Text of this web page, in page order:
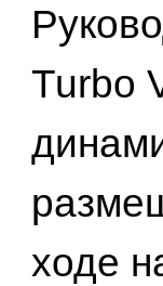
Turbo
ходе